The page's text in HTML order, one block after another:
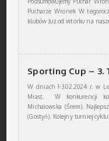
Pucharze Wronek W
klubów Już od wtorku na
Sporting Cup – 3.
W dniach 1-3.02.2024 r. w
Miast. W konkurencji
Michałowska (Śrem).
(Gostyń). Kolejny turniej